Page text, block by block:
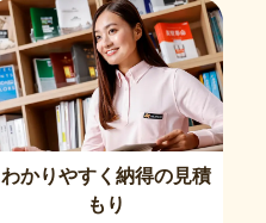
わかりやすく納得の見積
もり